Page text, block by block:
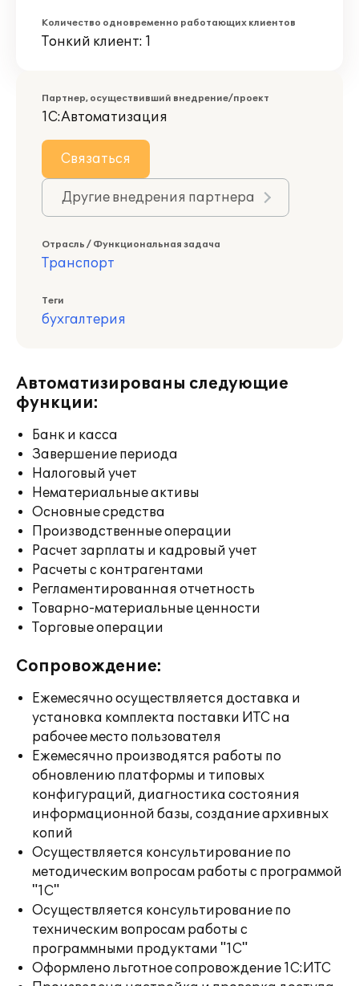
Количество одновременно работающих клиентов
Тонкий клиент: 1
Партнер, осуществивший внедрение/проект
1С:Автоматизация
Связаться
Другие внедрения партнера
Отрасль / Функциональная задача
Транспорт
Теги
бухгалтерия
Автоматизированы следующие
функции:
Банк и касса
Завершение периода
Налоговый учет
Нематериальные активы
Основные средства
Производственные операции
Расчет зарплаты и кадровый учет
Расчеты с контрагентами
Регламентированная отчетность
Товарно-материальные ценности
Торговые операции
Сопровождение:
Ежемесячно осуществляется доставка и
установка комплекта поставки ИТС на
рабочее место пользователя
Ежемесячно производятся работы по
обновлению платформы и типовых
конфигураций, диагностика состояния
информационной базы, создание архивных
копий
Осуществляется консультирование по
методическим вопросам работы с программой
"1С"
Осуществляется консультирование по
техническим вопросам работы с
программными продуктами "1С"
Оформлено льготное сопровождение 1С:ИТС